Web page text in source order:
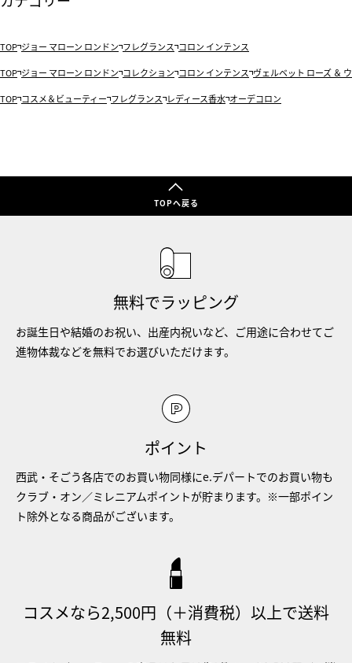
TOP ジョー マローン ロンドン フレグランス コロン インテンス
TOP ジョー マローン ロンドン コレクション コロン インテンス ヴェルベット ローズ ＆
TOP コスメ＆ビューティー フレグランス レディース香水 オーデコロン
TOPへ戻る
無料でラッピング
お誕生日や結婚のお祝い、出産内祝いなど、ご用途に合わせてご
進物体裁などを無料でお選びいただけます。
ポイント
西武・そごう各店でのお買い物同様にe.デパートでのお買い物も
クラブ・オン／ミレニアムポイントが貯まります。※一部ポイン
ト除外となる商品がございます。
コスメなら2,500円（＋消費税）以上で送料
無料